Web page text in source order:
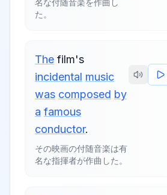
名な付随音楽を作曲し
た。
The film's
incidental music
was composed by
a famous
conductor.
その映画の付随音楽は有
名な指揮者が作曲した。